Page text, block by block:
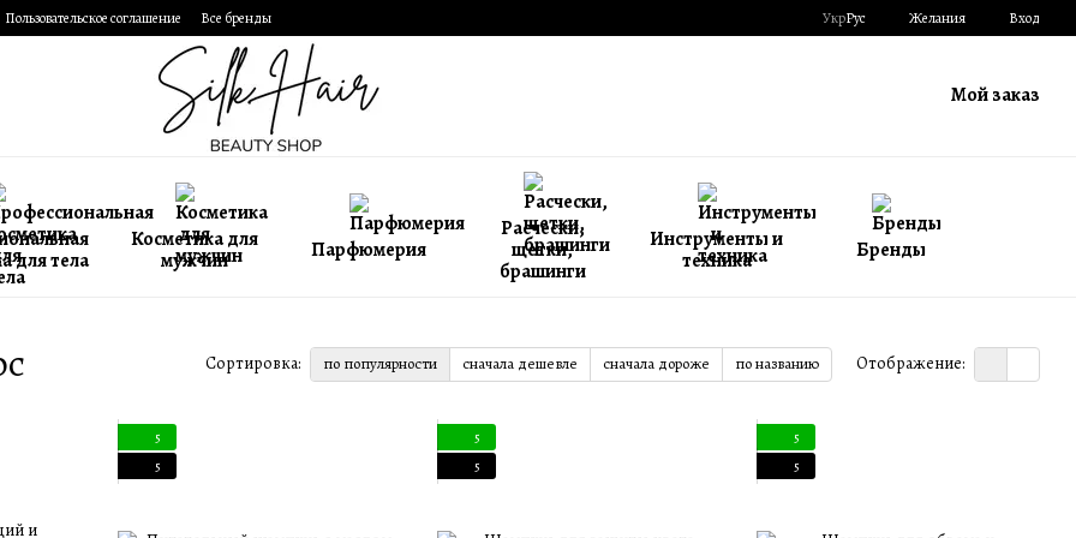
Пользовательское соглашение Все бренды УкрРус Желания Вход
Мой заказ
для тела
Косметика для
мужчин
Парфюмерия
Расчески,
щетки,
брашинги
Инструменты и
техника
Бренды
Сортировка: по популярности сначала дешевле сначала дороже по названию Отображение:
5
5
5
5
5
5